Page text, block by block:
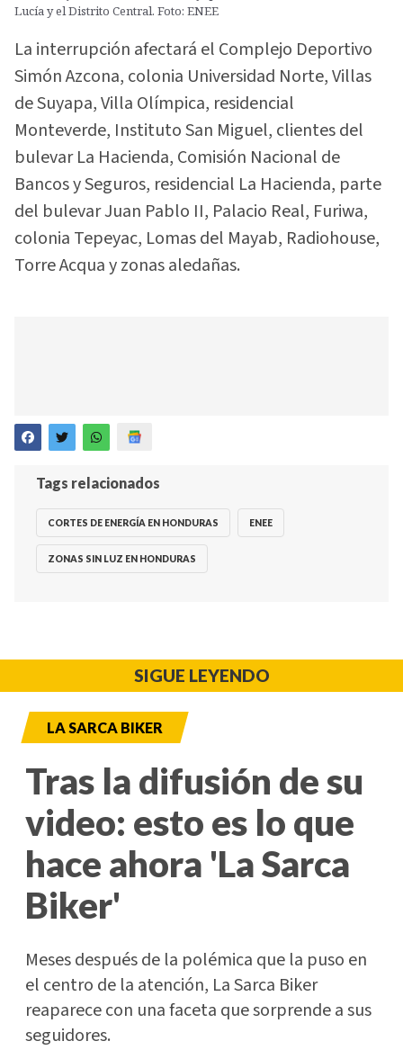
Lucía y el Distrito Central. Foto: ENEE
La interrupción afectará el Complejo Deportivo
Simón Azcona, colonia Universidad Norte, Villas
de Suyapa, Villa Olímpica, residencial
Monteverde, Instituto San Miguel, clientes del
bulevar La Hacienda, Comisión Nacional de
Bancos y Seguros, residencial La Hacienda, parte
del bulevar Juan Pablo II, Palacio Real, Furiwa,
colonia Tepeyac, Lomas del Mayab, Radiohouse,
Torre Acqua y zonas aledañas.
Tags relacionados
CORTES DE ENERGÍA EN HONDURAS ENEE
ZONAS SIN LUZ EN HONDURAS
SIGUE LEYENDO
LA SARCA BIKER
Tras la difusión de su
video: esto es lo que
hace ahora 'La Sarca
Biker'
Meses después de la polémica que la puso en
el centro de la atención, La Sarca Biker
reaparece con una faceta que sorprende a sus
seguidores.